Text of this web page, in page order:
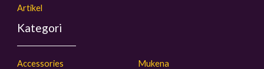
Artikel
Kategori
Accessories
Mukena